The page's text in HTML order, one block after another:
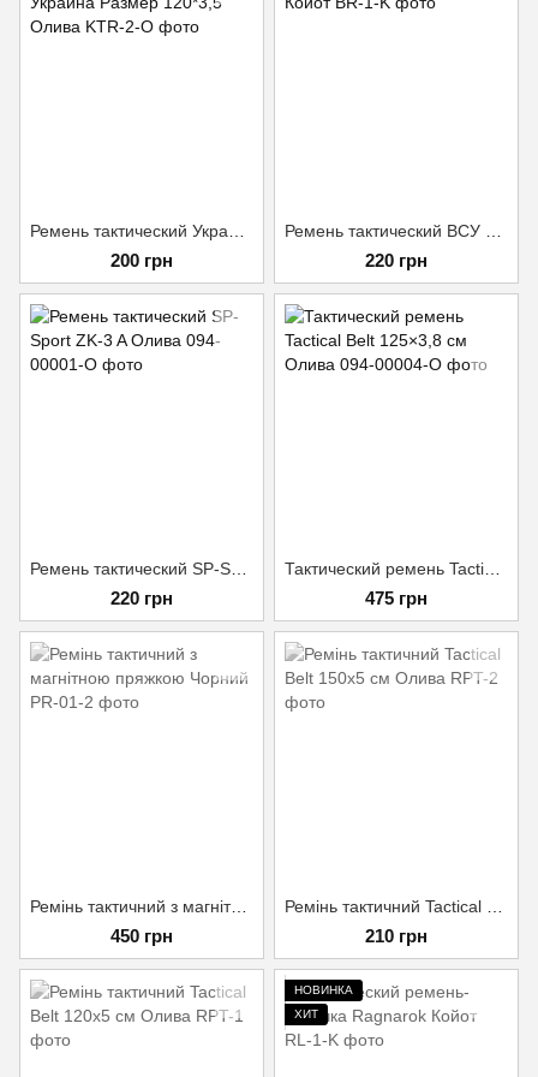
200 грн 220 грн
220 грн 475 грн
Ремінь тактичний з магнітною пряжкою Чорний
450 грн 210 грн
НОВИНКА
ХИТ